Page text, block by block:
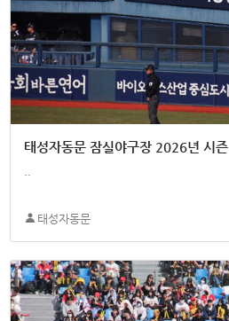
태성자동문 잠실야구장 2026년 시즌
태성자동문